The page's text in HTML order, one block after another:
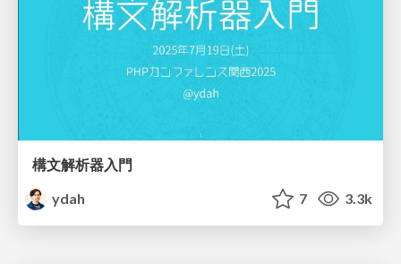
構文解析器入門
ydah
7 3.3k